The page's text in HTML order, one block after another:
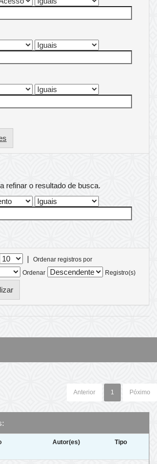
refinar o resultado de busca.
|
Ordenar registros por
Ordenar
Registro(s)
Anterior 1 Póximo
Autor(es) Tipo